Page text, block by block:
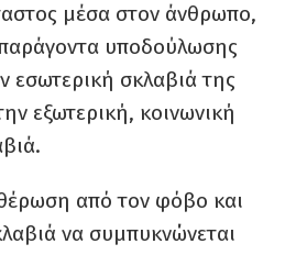
μέσα στον άνθρωπο,
υποδούλωσης
εσωτερική σκλαβιά της
εξωτερική, κοινωνική
από τον φόβο και
να συμπυκνώνεται